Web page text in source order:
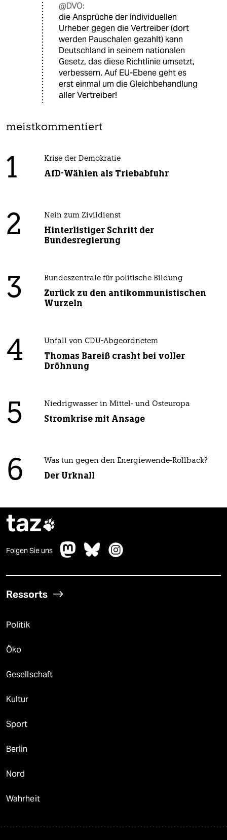
@DVO:
die Ansprüche der individuellen
Urheber gegen die Vertreiber (dort
werden Pauschalen gezahlt) kann
Deutschland in seinem nationalen
Gesetz, das diese Richtlinie umsetzt,
verbessern. Auf EU-Ebene geht es
erst einmal um die Gleichbehandlung
aller Vertreiber!
meistkommentiert
1 Krise der Demokratie
AfD-Wählen als Triebabfuhr
2 Nein zum Zivildienst
Hinterlistiger Schritt der
Bundesregierung
3 Bundeszentrale für politische Bildung
Zurück zu den antikommunistischen
Wurzeln
4 Unfall von CDU-Abgeordnetem
Thomas Bareiß crasht bei voller
Dröhnung
5 Niedrigwasser in Mittel- und Osteuropa
Stromkrise mit Ansage
6 Was tun gegen den Energiewende-Rollback?
Der Urknall
taz
Folgen Sie uns
Ressorts
Politik
Öko
Gesellschaft
Kultur
Sport
Berlin
Nord
Wahrheit